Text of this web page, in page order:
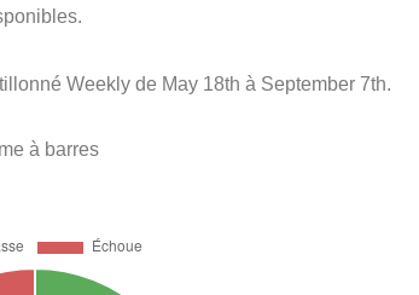
Weekly de May 18th à September 7th.
à barres